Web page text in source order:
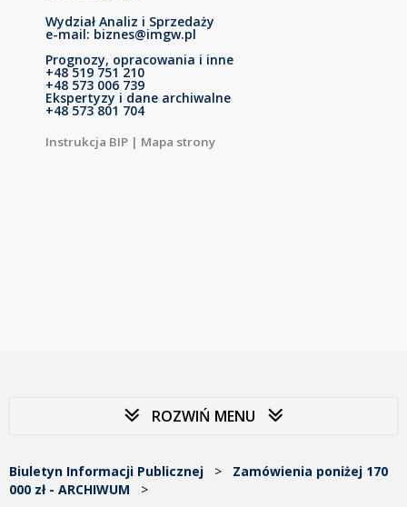
Wydział Analiz i Sprzedaży
e-mail: biznes@imgw.pl
Prognozy, opracowania i inne
+48 519 751 210
+48 573 006 739
Ekspertyzy i dane archiwalne
+48 573 801 704
Instrukcja BIP | Mapa strony
ROZWIŃ MENU
Biuletyn Informacji Publicznej > Zamówienia poniżej 170
000 zł - ARCHIWUM >